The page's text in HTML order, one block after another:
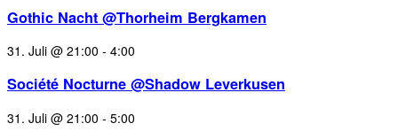
Gothic Nacht @Thorheim Bergkamen
31. Juli @ 21:00 - 4:00
Société Nocturne @Shadow Leverkusen
31. Juli @ 21:00 - 5:00